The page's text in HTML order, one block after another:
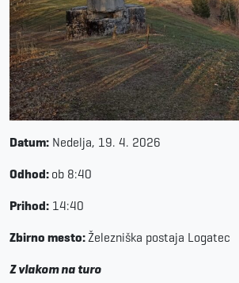
Datum: Nedelja, 19. 4. 2026
Odhod: ob 8:40
Prihod: 14:40
Zbirno mesto: Železniška postaja Logatec
Z vlakom na turo